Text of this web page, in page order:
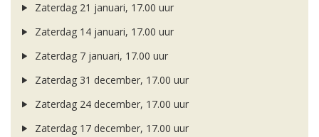
Zaterdag 21 januari, 17.00 uur
Zaterdag 14 januari, 17.00 uur
Zaterdag 7 januari, 17.00 uur
Zaterdag 31 december, 17.00 uur
Zaterdag 24 december, 17.00 uur
Zaterdag 17 december, 17.00 uur